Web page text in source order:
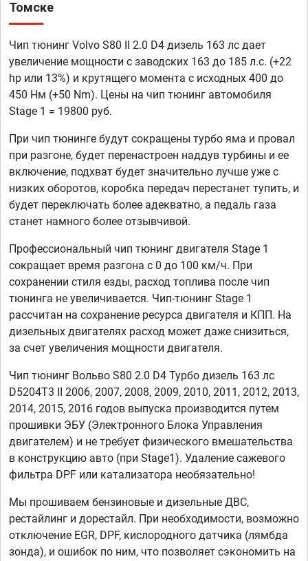
Томске
Чип тюнинг Volvo S80 II 2.0 D4 дизель 163 лс дает
увеличение мощности с заводских 163 до 185 л.с. (+22
hp или 13%) и крутящего момента с исходных 400 до
450 Нм (+50 Nm). Цены на чип тюнинг автомобиля
Stage 1 = 19800 руб.
При чип тюнинге будут сокращены турбо яма и провал
при разгоне, будет перенастроен наддув турбины и ее
включение, подхват будет значительно лучше уже с
низких оборотов, коробка передач перестанет тупить, и
будет переключать более адекватно, а педаль газа
станет намного более отзывчивой.
Профессиональный чип тюнинг двигателя Stage 1
сокращает время разгона с 0 до 100 км/ч. При
сохранении стиля езды, расход топлива после чип
тюнинга не увеличивается. Чип-тюнинг Stage 1
рассчитан на сохранение ресурса двигателя и КПП. На
дизельных двигателях расход может даже снизиться,
за счет увеличения мощности двигателя.
Чип тюнинг Вольво S80 2.0 D4 Турбо дизель 163 лс
D5204T3 II 2006, 2007, 2008, 2009, 2010, 2011, 2012, 2013,
2014, 2015, 2016 годов выпуска производится путем
прошивки ЭБУ (Электронного Блока Управления
двигателем) и не требует физического вмешательства
в конструкцию авто (при Stage1). Удаление сажевого
фильтра DPF или катализатора необязательно!
Мы прошиваем бензиновые и дизельные ДВС,
рестайлинг и дорестайл. При необходимости, возможно
отключение EGR, DPF, кислородного датчика (лямбда
зонда), и ошибок по ним, что позволяет сэкономить на